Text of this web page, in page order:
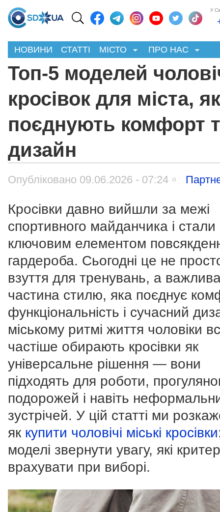
У
НОВИНИ СТАТТІ МІСТО ПРО НАС
Топ-5 моделей
кросівок для міста,
поєднують комфорт
дизайн
Опубліковано 09.06.2026 - 07:24
Кросівки давно вийшли за межі
спортивного майданчика і стали
ключовим елементом
гардероба. Сьогодні це не
взуття для тренувань, а
частина стилю, яка поєднує
функціональність і сучасний
міському ритмі життя чоловіки
частіше обирають кросівки як
універсальне рішення — вони
підходять для роботи,
подорожей і навіть
зустрічей. У цій статті ми
як купити чоловічі міські кросівки
моделі звернути увагу, які
врахувати при виборі.